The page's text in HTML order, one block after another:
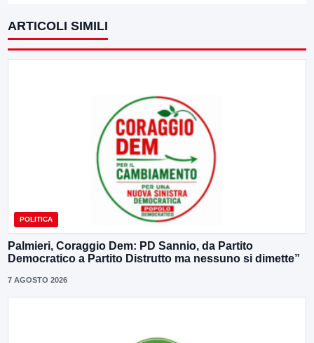
ARTICOLI SIMILI
POLITICA
Palmieri, Coraggio Dem: PD Sannio, da Partito
Democratico a Partito Distrutto ma nessuno si dimette”
7 AGOSTO 2026